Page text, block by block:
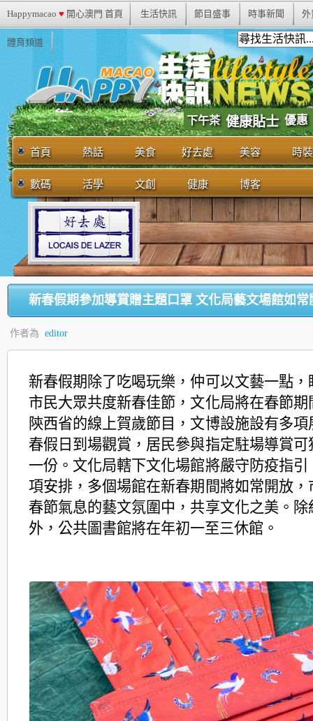
Happymacao ♥ 開心澳門 首頁 生活快訊 節目盛事 時事新聞 外
體育頻道
下午茶 健康貼士 優惠
首頁 熱話 美食 好去處 美容 時裝
數碼 活學 文創 健康 博客
新春假期參加導賞贈主題口罩 文化局藝文場館如常
作者為 editor
新春假期除了吃喝玩樂，仲可以文藝一點，
市民大眾共度新春佳節，文化局將在春節期
陝西省的線上賀歲節目，文博設施設有多
春假日到場觀賞，居民參與指定駐場導賞可
一份。文化局轄下文化場館將嚴守防疫指引
項安排，多個場館在新春期間將如常開放，
春節氣息的藝文氛圍中，共享文化之美。除
外，公共圖書館將在年初一至三休館。